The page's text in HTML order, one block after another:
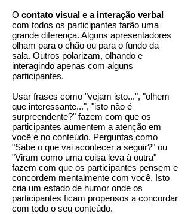
O contato visual e a interação verbal
com todos os participantes farão uma
grande diferença. Alguns apresentadores
olham para o chão ou para o fundo da
sala. Outros polarizam, olhando e
interagindo apenas com alguns
participantes.
Usar frases como "vejam isto...", "olhem
que interessante...", "isto não é
surpreendente?" fazem com que os
participantes aumentem a atenção em
você e no conteúdo. Perguntas como
"Sabe o que vai acontecer a seguir?" ou
"Viram como uma coisa leva à outra"
fazem com que os participantes pensem e
concordem mentalmente com você. Isto
cria um estado de humor onde os
participantes ficam propensos a concordar
com todo o seu conteúdo.